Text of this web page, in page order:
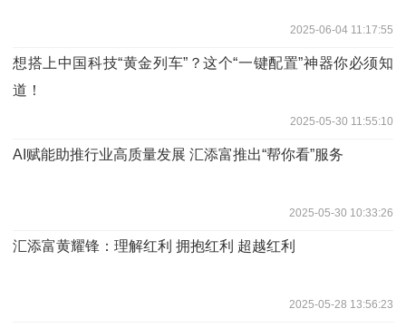
2025-06-04 11:17:55
想搭上中国科技“黄金列车”？这个“一键配置”神器你必须知
道！
2025-05-30 11:55:10
AI赋能助推行业高质量发展 汇添富推出“帮你看”服务
2025-05-30 10:33:26
汇添富黄耀锋：理解红利 拥抱红利 超越红利
2025-05-28 13:56:23